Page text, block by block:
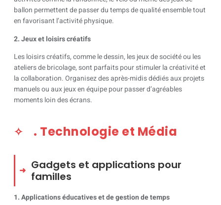
ballon permettent de passer du temps de qualité ensemble tout
en favorisant l’activité physique.
2. Jeux et loisirs créatifs
Les loisirs créatifs, comme le dessin, les jeux de société ou les
ateliers de bricolage, sont parfaits pour stimuler la créativité et
la collaboration. Organisez des après-midis dédiés aux projets
manuels ou aux jeux en équipe pour passer d’agréables
moments loin des écrans.
. Technologie et Média
Gadgets et applications pour
familles
1. Applications éducatives et de gestion de temps